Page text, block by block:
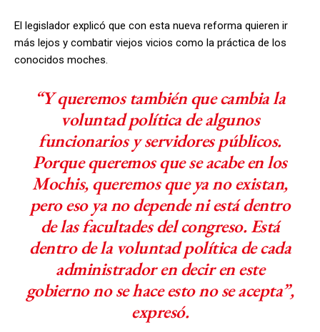
El legislador explicó que con esta nueva reforma quieren ir
más lejos y combatir viejos vicios como la práctica de los
conocidos moches.
“Y queremos también que cambia la
voluntad política de algunos
funcionarios y servidores públicos.
Porque queremos que se acabe en los
Mochis, queremos que ya no existan,
pero eso ya no depende ni está dentro
de las facultades del congreso. Está
dentro de la voluntad política de cada
administrador en decir en este
gobierno no se hace esto no se acepta”,
expresó.